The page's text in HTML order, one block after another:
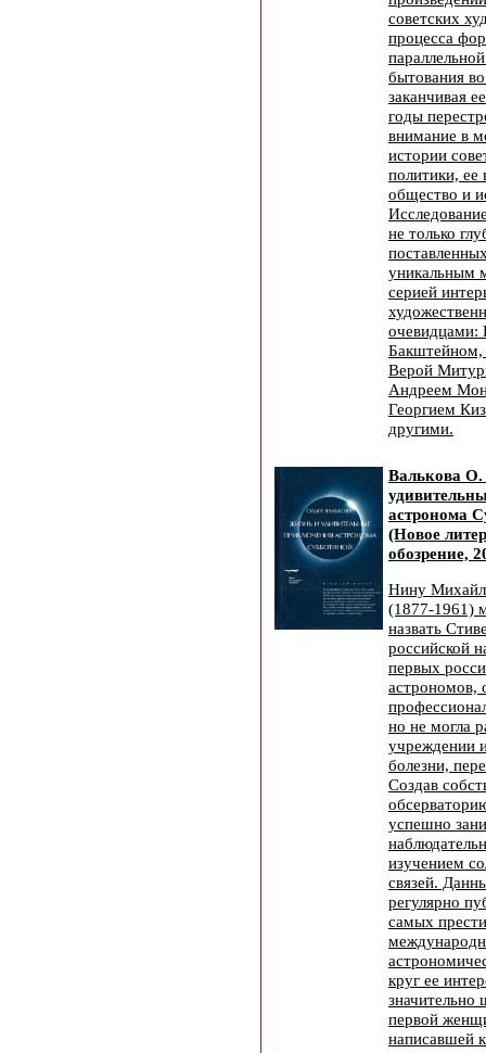
советских
процесса
бытования
заканчивая
годы
внимание в
истории
политики, ее
общество и
не только
уникальным
серией
Верой
Андреем
Георгием
другими.
Валькова
астронома
(Новое
обозрение,
Нину
(1877-1961)
назвать
российской
первых
астрономов,
но не могла
учреждении
болезни,
Создав
успешно
изучением
связей.
регулярно
самых
круг ее
значительно
первой
написавшей